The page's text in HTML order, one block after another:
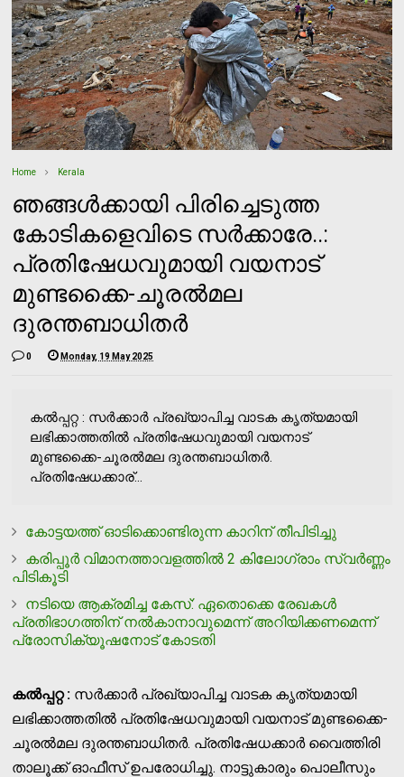
Home Kerala
ഞങ്ങള്‍ക്കായി പിരിച്ചെടുത്ത
കോടികളെവിടെ സര്‍ക്കാരേ..:
പ്രതിഷേധവുമായി വയനാട്
മുണ്ടക്കൈ-ചൂരല്‍മല
ദുരന്തബാധിതര്‍
0 Monday, 19 May 2025
കല്‍പ്പറ്റ : സര്‍ക്കാര്‍ പ്രഖ്യാപിച്ച വാടക കൃത്യമായി
ലഭിക്കാത്തതില്‍ പ്രതിഷേധവുമായി വയനാട്
മുണ്ടക്കൈ-ചൂരല്‍മല ദുരന്തബാധിതര്‍.
പ്രതിഷേധക്കാര്...
കോട്ടയത്ത് ഓടിക്കൊണ്ടിരുന്ന കാറിന് തീപിടിച്ചു
കരിപ്പൂര്‍ വിമാനത്താവളത്തില്‍ 2 കിലോഗ്രാം സ്വര്‍ണ്ണം
പിടികൂടി
നടിയെ ആക്രമിച്ച കേസ്: ഏതൊക്കെ രേഖകള്‍
പ്രതിഭാഗത്തിന് നല്‍കാനാവുമെന്ന് അറിയിക്കണമെന്ന്
പ്രോസിക്യൂഷനോട് കോടതി
കല്‍പ്പറ്റ : സര്‍ക്കാര്‍ പ്രഖ്യാപിച്ച വാടക കൃത്യമായി
ലഭിക്കാത്തതില്‍ പ്രതിഷേധവുമായി വയനാട് മുണ്ടക്കൈ-
ചൂരല്‍മല ദുരന്തബാധിതര്‍. പ്രതിഷേധക്കാര്‍ വൈത്തിരി
താലൂക്ക് ഓഫീസ് ഉപരോധിച്ചു. നാട്ടുകാരും പൊലീസും